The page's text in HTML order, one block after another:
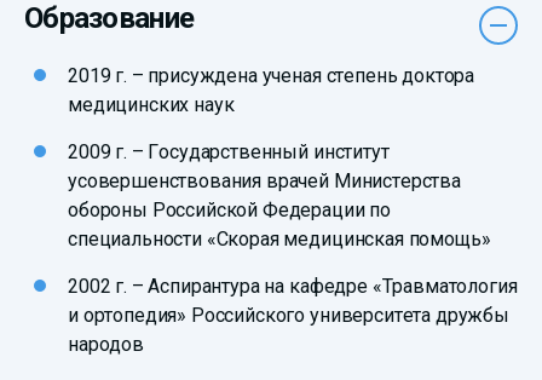
Образование
2019 г. – присуждена ученая степень доктора
медицинских наук
2009 г. – Государственный институт
усовершенствования врачей Министерства
обороны Российской Федерации по
специальности «Скорая медицинская помощь»
2002 г. – Аспирантура на кафедре «Травматология
и ортопедия» Российского университета дружбы
народов